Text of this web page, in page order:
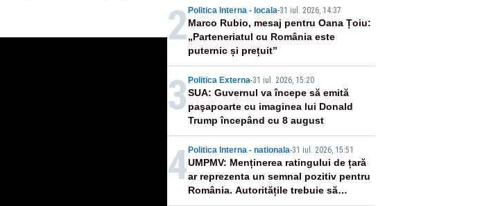
2 Politica Interna - locala-31 iul. 2026, 14:37
Marco Rubio, mesaj pentru Oana Țoiu:
„Parteneriatul cu România este
puternic și prețuit”
3 Politica Externa-31 iul. 2026, 15:20
SUA: Guvernul va începe să emită
paşapoarte cu imaginea lui Donald
Trump începând cu 8 august
4 Politica Interna - nationala-31 iul. 2026, 15:51
UMPMV: Menținerea ratingului de țară
ar reprezenta un semnal pozitiv pentru
România. Autoritățile trebuie să